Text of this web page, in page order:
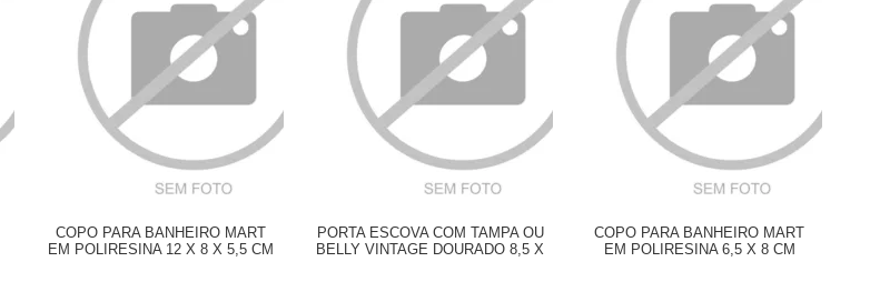
COPO PARA BANHEIRO MART
EM POLIRESINA 12 X 8 X 5,5 CM
PORTA ESCOVA COM TAMPA OU
BELLY VINTAGE DOURADO 8,5 X
COPO PARA BANHEIRO MART
EM POLIRESINA 6,5 X 8 CM